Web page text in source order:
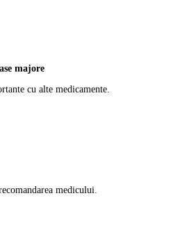
majore
cu alte medicamente.
medicului.